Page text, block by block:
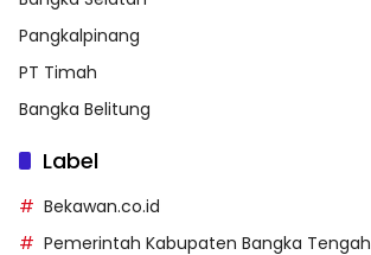
Pangkalpinang
PT Timah
Bangka Belitung
Label
Bekawan.co.id
Pemerintah Kabupaten Bangka Tengah